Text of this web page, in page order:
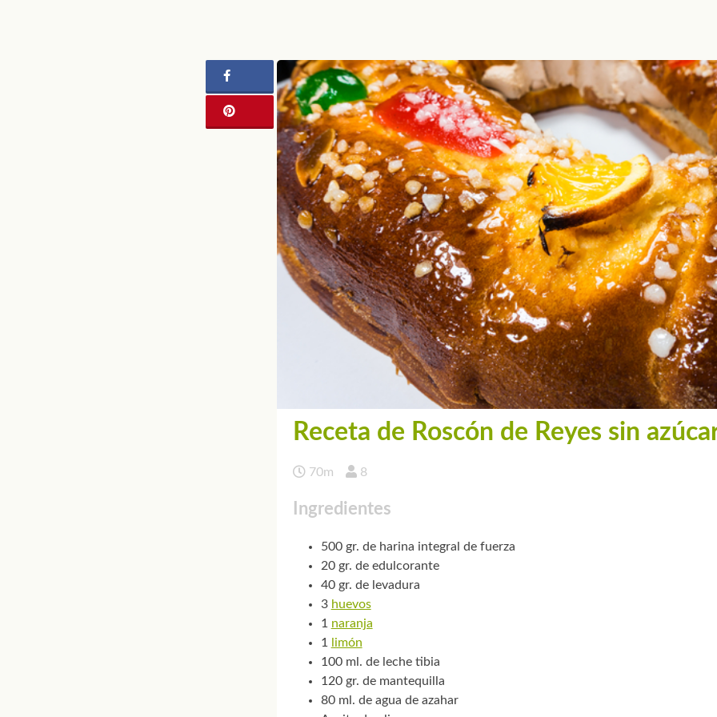
Receta de Roscón de Reyes sin
70m 8
Ingredientes
500 gr. de harina integral de fuerza
20 gr. de edulcorante
40 gr. de levadura
3 huevos
1 naranja
1
limón
100 ml. de leche tibia
120 gr. de mantequilla
80 ml. de agua de azahar